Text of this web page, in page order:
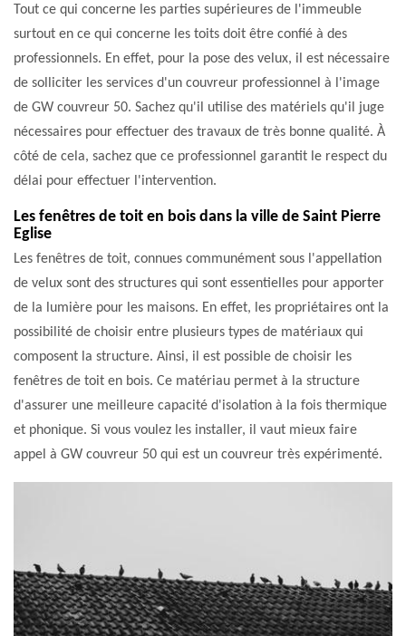
Tout ce qui concerne les parties supérieures de l'immeuble
surtout en ce qui concerne les toits doit être confié à des
professionnels. En effet, pour la pose des velux, il est nécessaire
de solliciter les services d'un couvreur professionnel à l'image
de GW couvreur 50. Sachez qu'il utilise des matériels qu'il juge
nécessaires pour effectuer des travaux de très bonne qualité. À
côté de cela, sachez que ce professionnel garantit le respect du
délai pour effectuer l'intervention.
Les fenêtres de toit en bois dans la ville de Saint Pierre
Eglise
Les fenêtres de toit, connues communément sous l'appellation
de velux sont des structures qui sont essentielles pour apporter
de la lumière pour les maisons. En effet, les propriétaires ont la
possibilité de choisir entre plusieurs types de matériaux qui
composent la structure. Ainsi, il est possible de choisir les
fenêtres de toit en bois. Ce matériau permet à la structure
d'assurer une meilleure capacité d'isolation à la fois thermique
et phonique. Si vous voulez les installer, il vaut mieux faire
appel à GW couvreur 50 qui est un couvreur très expérimenté.